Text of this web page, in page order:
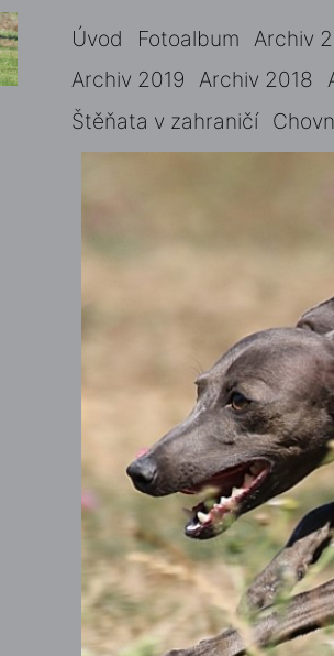
Úvod Fotoalbum
Archiv
Archiv 2019 Archiv 2018
Štěňata v zahraničí